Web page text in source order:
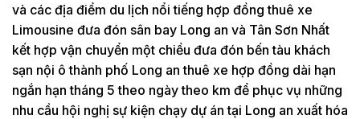
và các địa điểm du lịch nổi tiếng hợp đồng thuê xe
Limousine đưa đón sân bay Long an và Tân Sơn Nhất
kết hợp vận chuyển một chiều đưa đón bến tàu khách
sạn nội ô thành phố Long an thuê xe hợp đồng dài hạn
ngắn hạn tháng 5 theo ngày theo km để phục vụ những
nhu cầu hội nghị sự kiện chạy dự án tại Long an xuất hóa